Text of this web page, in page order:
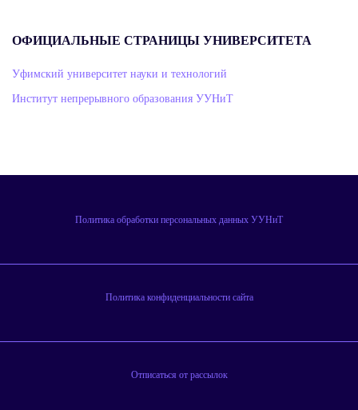
ОФИЦИАЛЬНЫЕ СТРАНИЦЫ УНИВЕРСИТЕТА
Уфимский университет науки и технологий
Институт непрерывного образования УУНиТ
Политика обработки персональных данных УУНиТ
Политика конфиденциальности сайта
Отписаться от рассылок